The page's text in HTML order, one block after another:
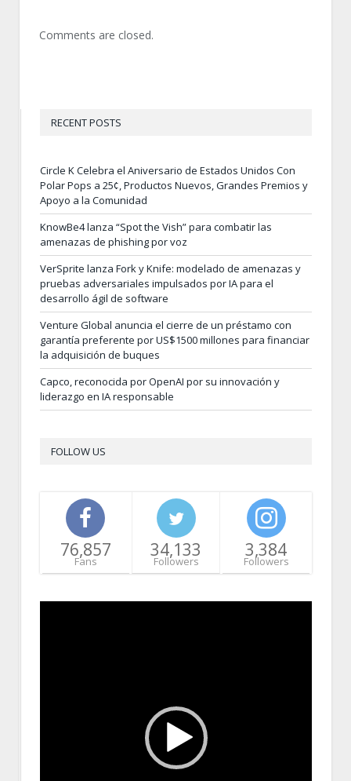
Comments are closed.
RECENT POSTS
Circle K Celebra el Aniversario de Estados Unidos Con
Polar Pops a 25¢, Productos Nuevos, Grandes Premios y
Apoyo a la Comunidad
KnowBe4 lanza “Spot the Vish” para combatir las
amenazas de phishing por voz
VerSprite lanza Fork y Knife: modelado de amenazas y
pruebas adversariales impulsados por IA para el
desarrollo ágil de software
Venture Global anuncia el cierre de un préstamo con
garantía preferente por US$1500 millones para financiar
la adquisición de buques
Capco, reconocida por OpenAI por su innovación y
liderazgo en IA responsable
FOLLOW US
76,857
Fans
34,133
Followers
3,384
Followers